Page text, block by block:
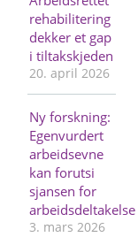
rehabilitering
dekker et gap
i tiltakskjeden
20. april 2026
Ny forskning:
Egenvurdert
arbeidsevne
kan forutsi
sjansen for
arbeidsdeltakelse
3. mars 2026